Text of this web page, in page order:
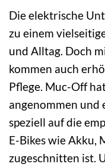
Die elektrische
zu einem
und Alltag. Doch
kommen auch
Pflege. Muc-Off
angenommen und
speziell auf die
E-Bikes wie Akku,
zugeschnitten ist.